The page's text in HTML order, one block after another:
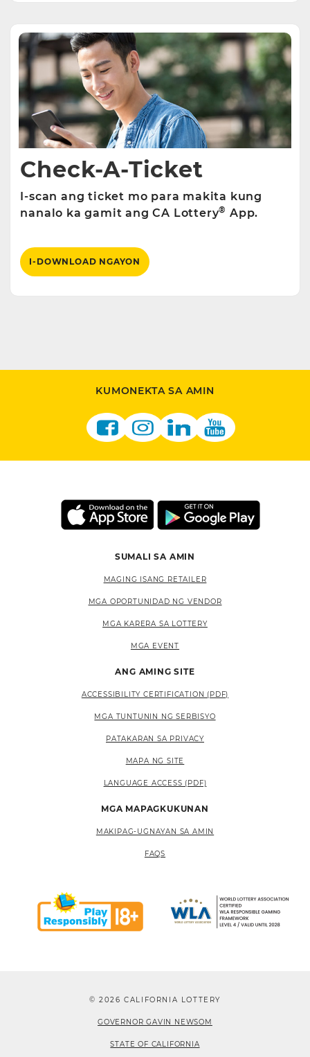
Check-A-Ticket
I-scan ang ticket mo para makita kung
nanalo ka gamit ang CA Lottery® App.
I-DOWNLOAD NGAYON
KUMONEKTA SA AMIN
SUMALI SA AMIN
MAGING ISANG RETAILER
MGA OPORTUNIDAD NG VENDOR
MGA KARERA SA LOTTERY
MGA EVENT
ANG AMING SITE
ACCESSIBILITY CERTIFICATION (PDF)
MGA TUNTUNIN NG SERBISYO
PATAKARAN SA PRIVACY
MAPA NG SITE
LANGUAGE ACCESS (PDF)
MGA MAPAGKUKUNAN
MAKIPAG-UGNAYAN SA AMIN
FAQS
© 2026 CALIFORNIA LOTTERY
GOVERNOR GAVIN NEWSOM
STATE OF CALIFORNIA